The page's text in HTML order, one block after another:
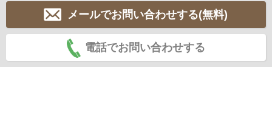
メールでお問い合わせする(無料)
電話でお問い合わせする